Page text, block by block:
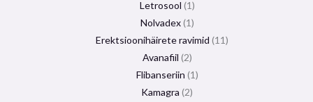
Letrosool 1
Nolvadex 1
Erektsioonihäirete ravimid 11
Avanafiil 2
Flibanseriin 1
Kamagra 2